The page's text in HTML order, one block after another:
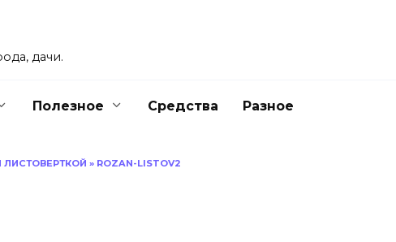
дачи.
Полезное Средства Разное
» ROZAN-LISTOV2